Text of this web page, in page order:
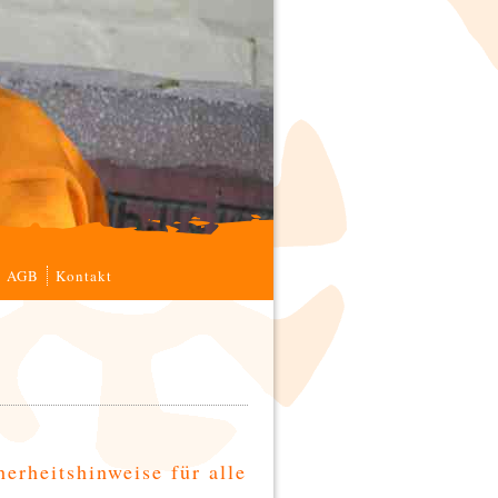
AGB Kontakt
für alle